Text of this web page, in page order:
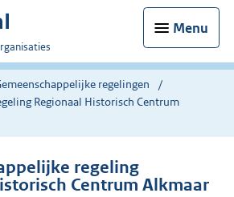
Menu
regelingen
Regionaal Historisch Centrum
regeling
Centrum Alkmaar